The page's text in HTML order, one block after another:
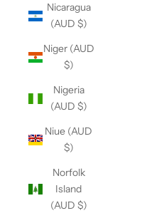
Nicaragua
(AUD $)
Niger (AUD
$)
Nigeria
(AUD $)
Niue (AUD
$)
Norfolk
Island
(AUD $)